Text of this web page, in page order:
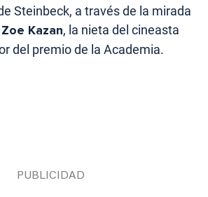
Steinbeck, a través de la mirada
Zoe Kazan, la nieta del cineasta
del premio de la Academia.